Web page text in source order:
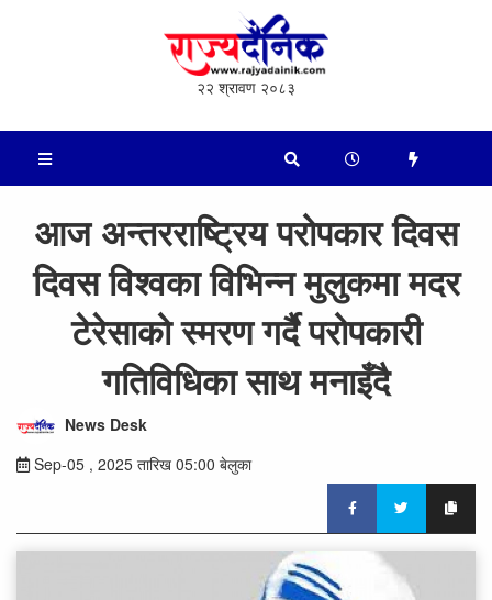
२२ श्रावण २०८३
आज अन्तरराष्ट्रिय परोपकार दिवस
दिवस विश्वका विभिन्न मुलुकमा मदर
टेरेसाको स्मरण गर्दै परोपकारी
गतिविधिका साथ मनाइँदै
News Desk
Sep-05 , 2025 तारिख 05:00 बेलुका